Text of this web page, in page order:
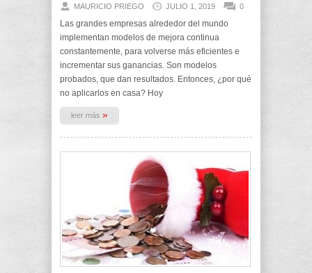
MAURICIO PRIEGO JULIO 1, 2019 0
Las grandes empresas alrededor del mundo
implementan modelos de mejora continua
constantemente, para volverse más eficientes e
incrementar sus ganancias. Son modelos
probados, que dan resultados. Entonces, ¿por qué
no aplicarlos en casa? Hoy
leer más »